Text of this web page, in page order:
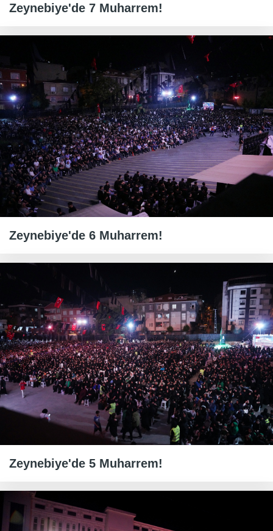
Zeynebiye'de 7 Muharrem!
Zeynebiye'de 6 Muharrem!
Zeynebiye'de 5 Muharrem!